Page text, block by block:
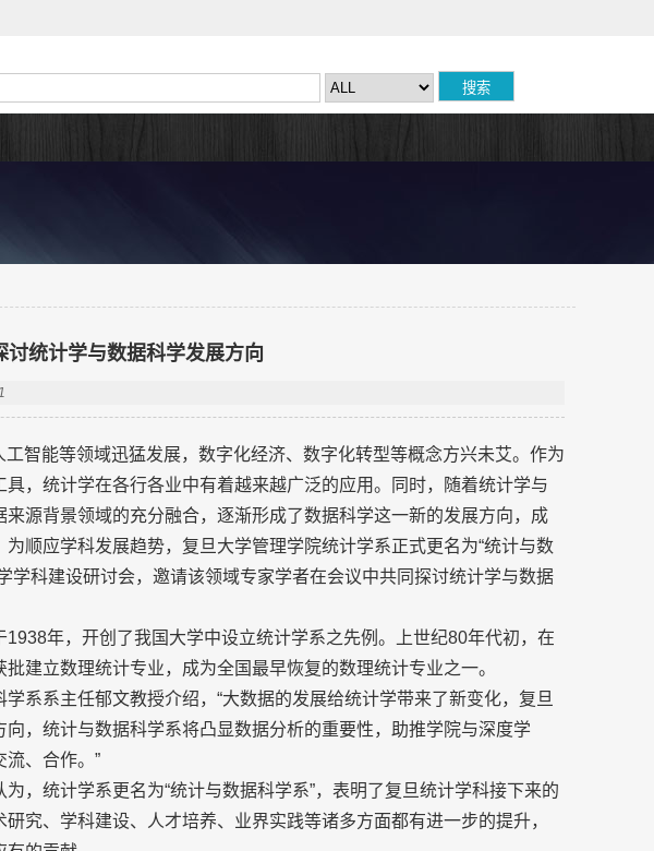
统计学与数据科学发展方向
智能等领域迅猛发展，数字化经济、数字化转型等概念方兴未艾。作为
，统计学在各行各业中有着越来越广泛的应用。同时，随着统计学与
源背景领域的充分融合，逐渐形成了数据科学这一新的发展方向，成
顺应学科发展趋势，复旦大学管理学院统计学系正式更名为“统计与数
学科建设研讨会，邀请该领域专家学者在会议中共同探讨统计学与数据
年，开创了我国大学中设立统计学系之先例。上世纪80年代初，在
建立数理统计专业，成为全国最早恢复的数理统计专业之一。
系系主任郁文教授介绍，“大数据的发展给统计学带来了新变化，复旦
，统计与数据科学系将凸显数据分析的重要性，助推学院与深度学
、合作。”
，统计学系更名为“统计与数据科学系”，表明了复旦统计学科接下来的
究、学科建设、人才培养、业界实践等诸多方面都有进一步的提升，